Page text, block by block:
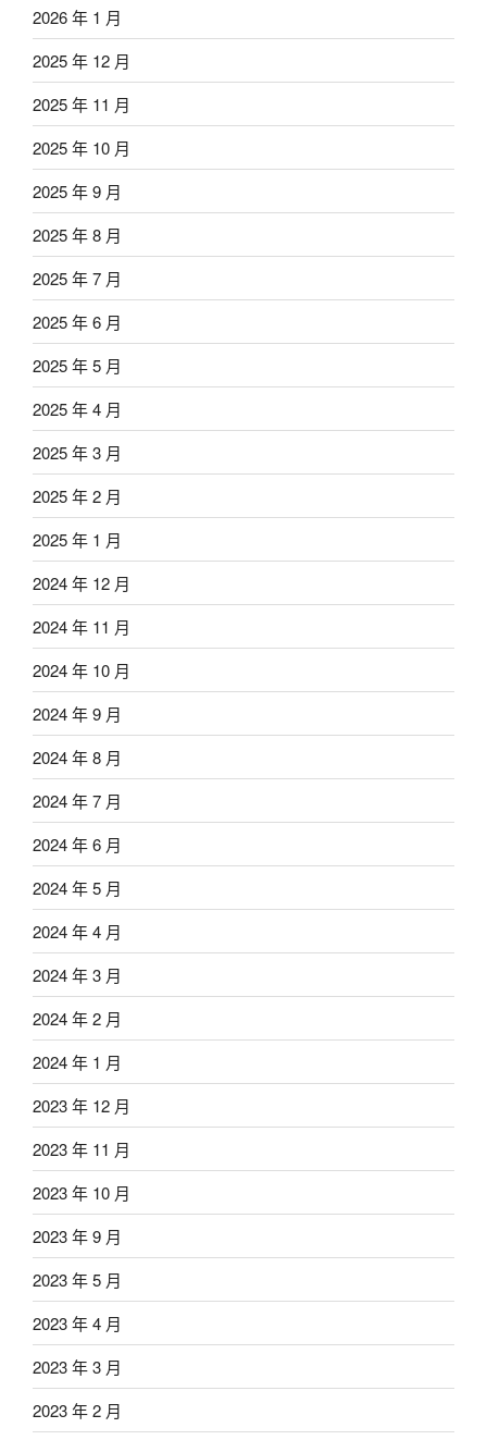
2026 年 1 月
2025 年 12 月
2025 年 11 月
2025 年 10 月
2025 年 9 月
2025 年 8 月
2025 年 7 月
2025 年 6 月
2025 年 5 月
2025 年 4 月
2025 年 3 月
2025 年 2 月
2025 年 1 月
2024 年 12 月
2024 年 11 月
2024 年 10 月
2024 年 9 月
2024 年 8 月
2024 年 7 月
2024 年 6 月
2024 年 5 月
2024 年 4 月
2024 年 3 月
2024 年 2 月
2024 年 1 月
2023 年 12 月
2023 年 11 月
2023 年 10 月
2023 年 9 月
2023 年 5 月
2023 年 4 月
2023 年 3 月
2023 年 2 月